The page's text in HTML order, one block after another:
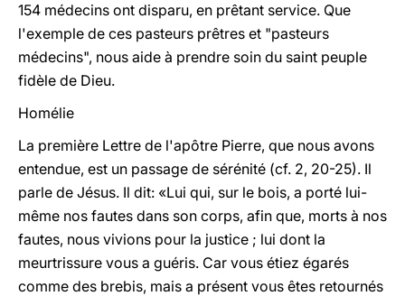
154 médecins ont disparu, en prêtant service. Que
l'exemple de ces pasteurs prêtres et "pasteurs
médecins", nous aide à prendre soin du saint peuple
fidèle de Dieu.
Homélie
La première Lettre de l'apôtre Pierre, que nous avons
entendue, est un passage de sérénité (cf. 2, 20-25). Il
parle de Jésus. Il dit: «Lui qui, sur le bois, a porté lui-
même nos fautes dans son corps, afin que, morts à nos
fautes, nous vivions pour la justice ; lui dont la
meurtrissure vous a guéris. Car vous étiez égarés
comme des brebis, mais a présent vous êtes retournés